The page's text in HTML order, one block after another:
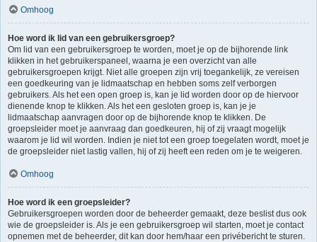
Omhoog
Hoe word ik lid van een gebruikersgroep?
Om lid van een gebruikersgroep te worden, moet je op de bijhorende link
klikken in het gebruikerspaneel, waarna je een overzicht van alle
gebruikersgroepen krijgt. Niet alle groepen zijn vrij toegankelijk, ze vereisen
een goedkeuring van je lidmaatschap en hebben soms zelf verborgen
gebruikers. Als het een open groep is, kan je lid worden door op de hiervoor
dienende knop te klikken. Als het een gesloten groep is, kan je je
lidmaatschap aanvragen door op de bijhorende knop te klikken. De
groepsleider moet je aanvraag dan goedkeuren, hij of zij vraagt mogelijk
waarom je lid wil worden. Indien je niet tot een groep toegelaten wordt, moet je
de groepsleider niet lastig vallen, hij of zij heeft een reden om je te weigeren.
Omhoog
Hoe word ik een groepsleider?
Gebruikersgroepen worden door de beheerder gemaakt, deze beslist dus ook
wie de groepsleider is. Als je een gebruikersgroep wil starten, moet je contact
opnemen met de beheerder, dit kan door hem/haar een privébericht te sturen.